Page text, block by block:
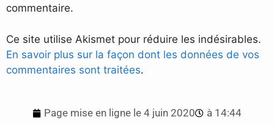
commentaire.
Ce site utilise Akismet pour réduire les indésirables.
En savoir plus sur la façon dont les données de vos
commentaires sont traitées.
Page mise en ligne le 4 juin 2020 à 14:44